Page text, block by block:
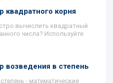
квадратного корня
вычислить квадратный
числа? Используйте
возведения в степень
- математические